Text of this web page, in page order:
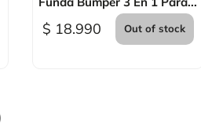
$ 18.990 Out of stock